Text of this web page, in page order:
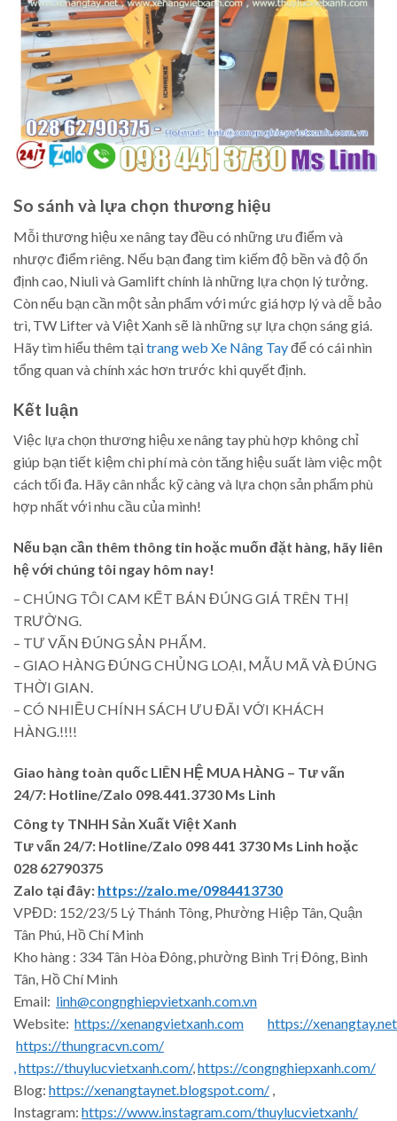
So sánh và lựa chọn thương hiệu
Mỗi thương hiệu xe nâng tay đều có những ưu điểm và
nhược điểm riêng. Nếu bạn đang tìm kiếm độ bền và độ ổn
định cao, Niuli và Gamlift chính là những lựa chọn lý tưởng.
Còn nếu bạn cần một sản phẩm với mức giá hợp lý và dễ bảo
trì, TW Lifter và Việt Xanh sẽ là những sự lựa chọn sáng giá.
Hãy tìm hiểu thêm tạitrang web Xe Nâng Tayđể có cái nhìn
tổng quan và chính xác hơn trước khi quyết định.
Kết luận
Việc lựa chọn thương hiệu xe nâng tay phù hợp không chỉ
giúp bạn tiết kiệm chi phí mà còn tăng hiệu suất làm việc một
cách tối đa. Hãy cân nhắc kỹ càng và lựa chọn sản phẩm phù
hợp nhất với nhu cầu của mình!
Nếu bạn cần thêm thông tin hoặc muốn đặt hàng, hãy liên
hệ với chúng tôi ngay hôm nay!
– CHÚNG TÔI CAM KẾT BÁN ĐÚNG GIÁ TRÊN THỊ
TRƯỜNG.
– TƯ VẤN ĐÚNG SẢN PHẨM.
– GIAO HÀNG ĐÚNG CHỦNG LOẠI, MẪU MÃ VÀ ĐÚNG
THỜI GIAN.
– CÓ NHIỀU CHÍNH SÁCH ƯU ĐÃI VỚI KHÁCH
HÀNG.!!!!
Giao hàng toàn quốc LIÊN HỆ MUA HÀNG – Tư vấn
24/7: Hotline/Zalo 098.441.3730 Ms Linh
Công ty TNHH Sản Xuất Việt Xanh
Tư vấn 24/7: Hotline/Zalo 098 441 3730 Ms Linh hoặc
028 62790375
Zalo tại đây: https://zalo.me/0984413730
VPĐD: 152/23/5 Lý Thánh Tông, Phường Hiệp Tân, Quận
Tân Phú, Hồ Chí Minh
Kho hàng : 334 Tân Hòa Đông, phường Bình Trị Đông, Bình
Tân, Hồ Chí Minh
Email: linh@congnghiepvietxanh.com.vn
Website: https://xenangvietxanh.com
https://xenangtay.net
https://thungracvn.com/
,https://thuylucvietxanh.com/,https://congnghiepxanh.com/
Blog: https://xenangtaynet.blogspot.com/ ,
Instagram: https://www.instagram.com/thuylucvietxanh/